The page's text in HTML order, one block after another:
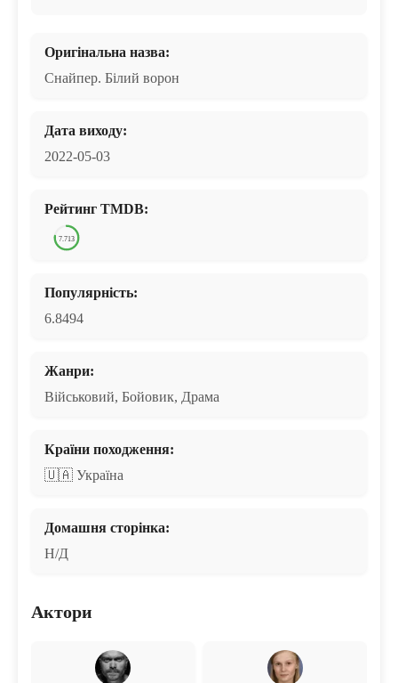
Оригінальна назва:
Снайпер. Білий ворон
Дата виходу:
2022-05-03
Рейтинг TMDB:
7.713
Популярність:
6.8494
Жанри:
Військовий, Бойовик, Драма
Країни походження:
🇺🇦 Україна
Домашня сторінка:
Н/Д
Актори